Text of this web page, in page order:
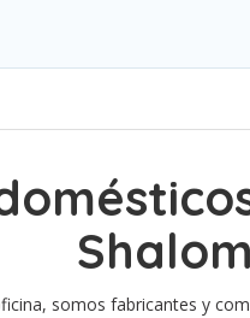
Shalom
somos fabricantes y